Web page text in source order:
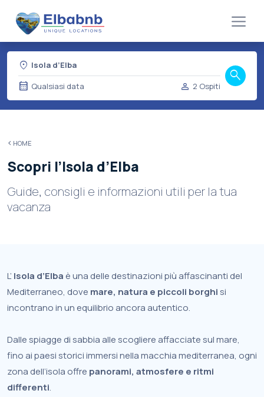
location_on Isola d’Elba
calendar_month Qualsiasi data person 2 Ospiti
search
HOME
Scopri l’Isola d’Elba
Guide, consigli e informazioni utili per la tua
vacanza
L’Isola d’Elba è una delle destinazioni più affascinanti del
Mediterraneo, dove mare, natura e piccoli borghisi
incontrano in un equilibrio ancora autentico.
Dalle spiagge di sabbia alle scogliere affacciate sul mare,
fino ai paesi storici immersi nella macchia mediterranea, ogni
zona dell’isola offre panorami, atmosfere e ritmi
differenti.